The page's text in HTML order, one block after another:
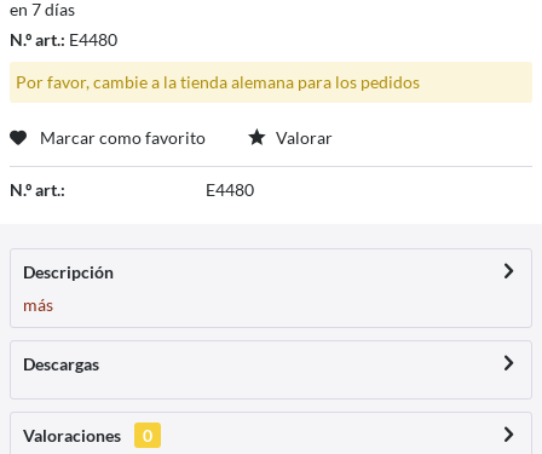
en 7 días
N.º art.: E4480
Por favor, cambie a la tienda alemana para los pedidos
Marcar como favorito Valorar
N.º art.: E4480
Descripción
más
Descargas
Valoraciones
0